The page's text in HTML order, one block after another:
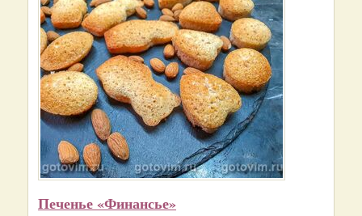
Печенье «Финансье»